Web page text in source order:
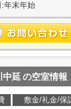
年末年始
中延 の空室情報
敷金/礼金/保